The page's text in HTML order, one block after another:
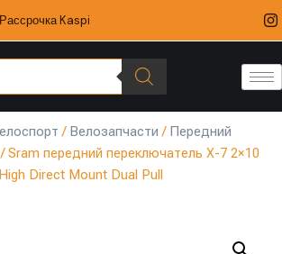
Kaspi
/ Велозапчасти / Передний
/ Sram передний переключатель X-7 2×10
High Direct Mount Dual Pull